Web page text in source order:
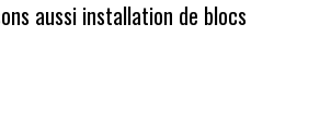
aussi installation de blocs